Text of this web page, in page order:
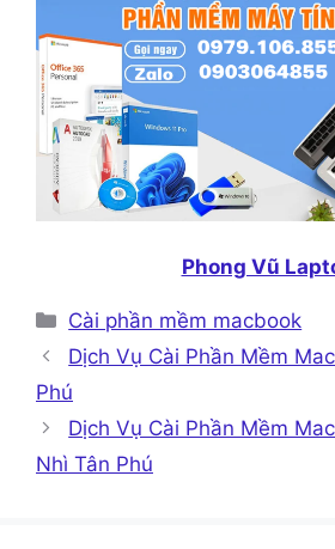
Phong Vũ
Danh
mục
Cài phần mềm macbook
Dịch Vụ Cài Phần Mềm
Phú
Dịch Vụ Cài Phần Mềm
Nhì Tân Phú